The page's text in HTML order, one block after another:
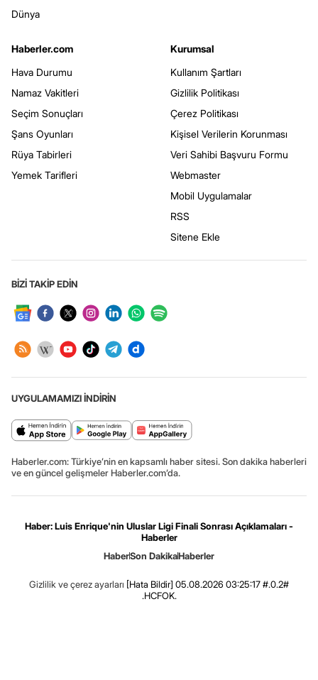
Dünya
Haberler.com
Hava Durumu
Namaz Vakitleri
Seçim Sonuçları
Şans Oyunları
Rüya Tabirleri
Yemek Tarifleri
Kurumsal
Kullanım Şartları
Gizlilik Politikası
Çerez Politikası
Kişisel Verilerin Korunması
Veri Sahibi Başvuru Formu
Webmaster
Mobil Uygulamalar
RSS
Sitene Ekle
BİZİ TAKİP EDİN
UYGULAMAMIZI İNDİRİN
Haberler.com: Türkiye’nin en kapsamlı haber sitesi. Son dakika haberleri
ve en güncel gelişmeler Haberler.com’da.
Haber: Luis Enrique'nin Uluslar Ligi Finali Sonrası Açıklamaları -
Haberler
HaberSon DakikaHaberler
Gizlilik ve çerez ayarları [Hata Bildir] 05.08.2026 03:25:17 #.0.2#
.HCFOK.